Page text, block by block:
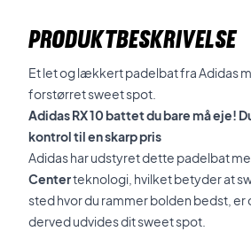
PRODUKTBESKRIVELSE
Et let og lækkert padelbat fra Adidas
forstørret sweet spot.
Adidas RX 10 battet du bare må eje!
kontrol til en skarp pris
Adidas har udstyret dette padelbat
Centerteknologi, hvilket betyder at
sted hvor du rammer bolden bedst,
derved udvides dit sweet spot.